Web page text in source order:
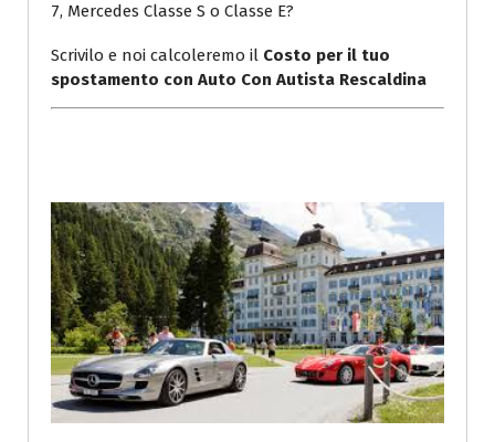
7, Mercedes Classe S o Classe E?
Scrivilo e noi calcoleremo il Costo per il tuo
spostamento con Auto Con Autista Rescaldina